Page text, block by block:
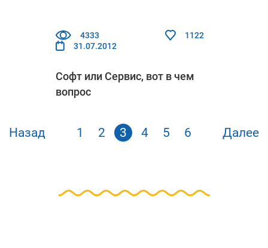
4333
1122
31.07.2012
Софт или Сервис, вот в чем
вопрос
Назад 1 2 3 4 5 6 Далее